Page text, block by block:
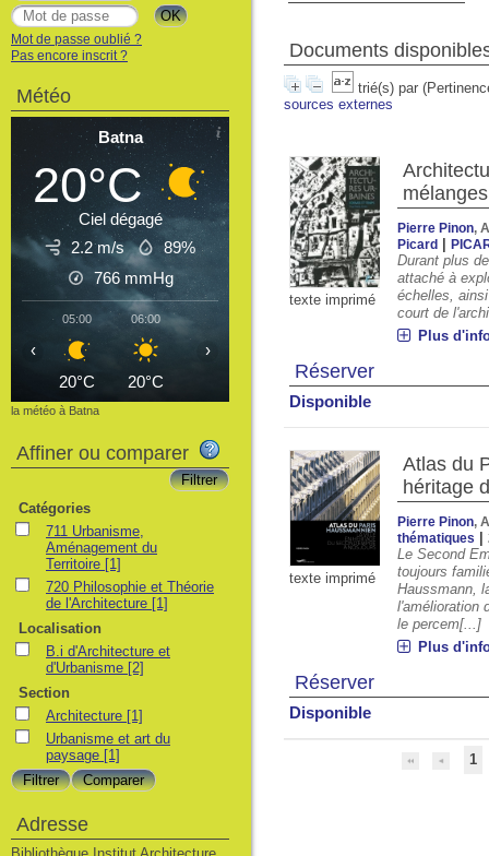
Documents
trié(s) par
sources externes
texte imprimé
Pierre Pinon,
Picard |
Durant plus
attaché à
échelles,
court de
Plus
Réserver
Disponible
texte imprimé
Atlas du
héritage
Pierre Pinon,
thématiques
|
Le Second
toujours
Haussmann,
l'amélioration
le percem[...]
Plus
Réserver
Disponible
1
Mot de passe oublié ?
Pas encore inscrit ?
Météo
Batna
20°C
Ciel dégagé
2.2 m/s
89%
766 mmHg
05:00
20°C
06:00
20°C
07:00
24°C 26°C
10:00
28°C
‹ ›
la météo à Batna
Affiner ou comparer
Catégories
711 Urbanisme,
Aménagement du
Territoire [1]
720 Philosophie et Théorie
de l'Architecture [1]
Localisation
B.i d'Architecture et
d'Urbanisme [2]
Section
Architecture [1]
Urbanisme et art du
paysage [1]
Adresse